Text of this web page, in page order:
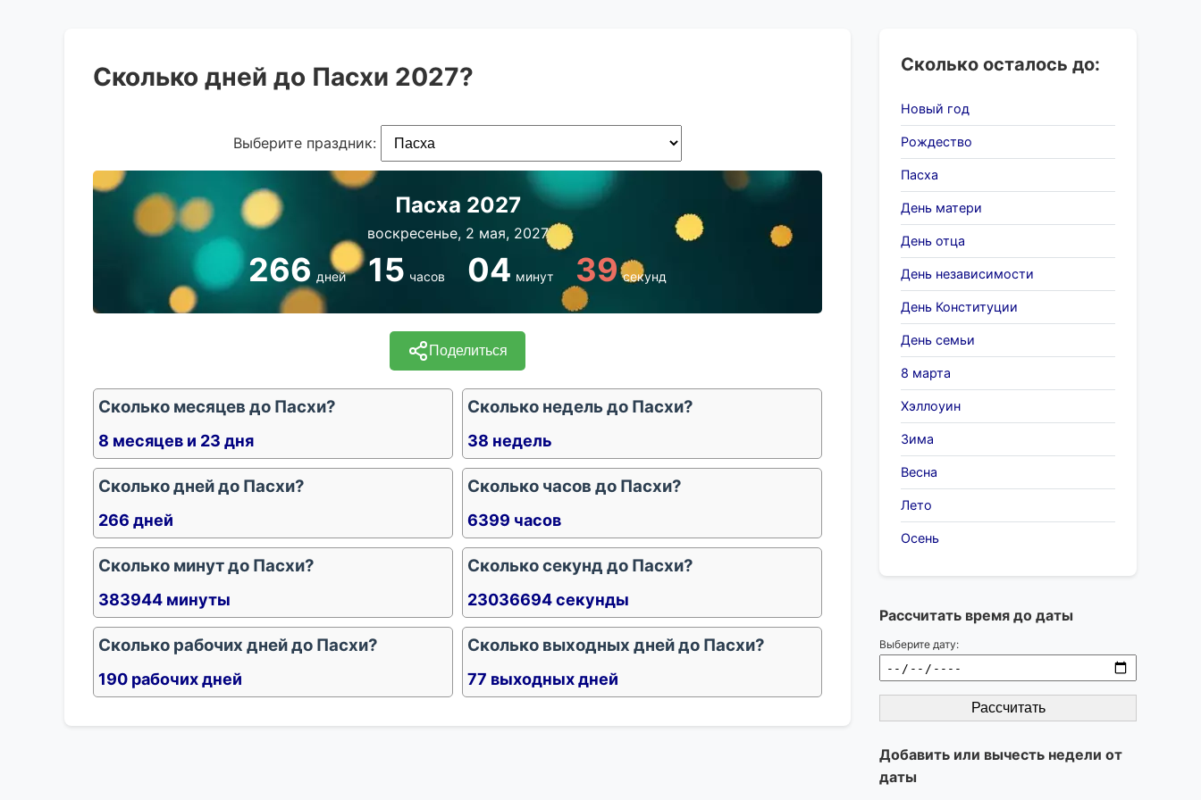
Сколько дней до Пасхи 2027?
Выберите праздник:
Пасха 2027
воскресенье, 2 мая, 2027
266 дней 15 часов 04 минут 39 секунд
Поделиться
Сколько месяцев до Пасхи?
8 месяцев и 23 дня
Сколько недель до Пасхи?
38 недель
Сколько дней до Пасхи?
266 дней
Сколько часов до Пасхи?
6399 часов
Сколько минут до Пасхи?
383944 минуты
Сколько секунд до Пасхи?
23036694 секунды
Сколько рабочих дней до Пасхи?
190 рабочих дней
Сколько выходных дней до Пасхи?
77 выходных дней
Сколько осталось до:
Новый год
Рождество
Пасха
День матери
День отца
День независимости
День Конституции
День семьи
8 марта
Хэллоуин
Зима
Весна
Лето
Осень
Рассчитать время до даты
Выберите дату:
Рассчитать
Добавить или вычесть недели от
даты